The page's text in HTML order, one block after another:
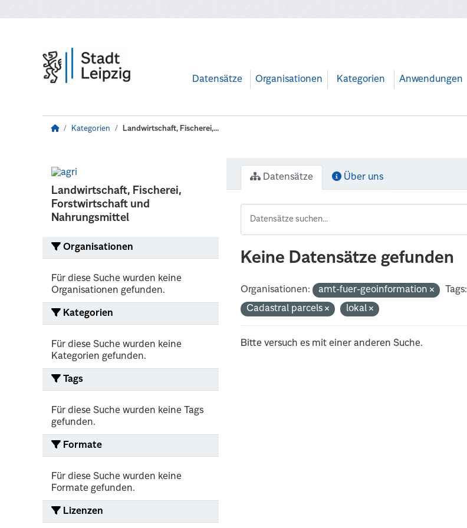
Datensätze Organisationen Kategorien Anwendungen
Kategorien Landwirtschaft, Fischerei,...
Landwirtschaft, Fischerei,
Forstwirtschaft und
Nahrungsmittel
Organisationen
Für diese Suche wurden keine
Organisationen gefunden.
Kategorien
Für diese Suche wurden keine
Kategorien gefunden.
Tags
Für diese Suche wurden keine Tags
gefunden.
Formate
Für diese Suche wurden keine
Formate gefunden.
Lizenzen
Datensätze Über uns
Keine Datensätze gefunden
Organisationen: amt-fuer-geoinformation
Tags:
Cadastral parcels
lokal
Bitte versuch es mit einer anderen Suche.